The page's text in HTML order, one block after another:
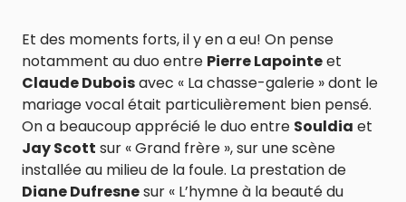
Et des moments forts, il y en a eu! On pense
notamment au duo entre Pierre Lapointeet
Claude Duboisavec « La chasse-galerie » dont le
mariage vocal était particulièrement bien pensé.
On a beaucoup apprécié le duo entre Souldia et
Jay Scott sur « Grand frère », sur une scène
installée au milieu de la foule. La prestation de
Diane Dufresnesur « L’hymne à la beauté du